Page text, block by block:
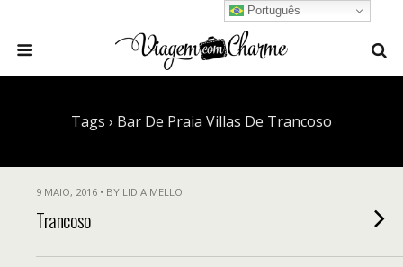
Tags › Bar De Praia Villas De Trancoso
9 MAIO, 2016 • BY LIDIA MELLO
Trancoso
Português